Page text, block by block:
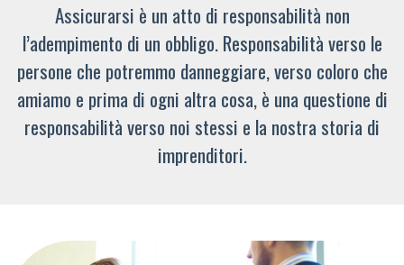
Assicurarsi è un atto di responsabilità non
l’adempimento di un obbligo. Responsabilità verso le
persone che potremmo danneggiare, verso coloro che
amiamo e prima di ogni altra cosa, è una questione di
responsabilità verso noi stessi e la nostra storia di
imprenditori.